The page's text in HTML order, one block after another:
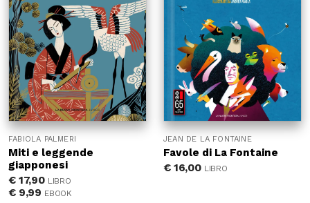
FABIOLA PALMERI
Miti e leggende
giapponesi
€17,90 LIBRO
€9,99 EBOOK
JEAN DE LA FONTAINE
Favole di La Fontaine
€16,00 LIBRO